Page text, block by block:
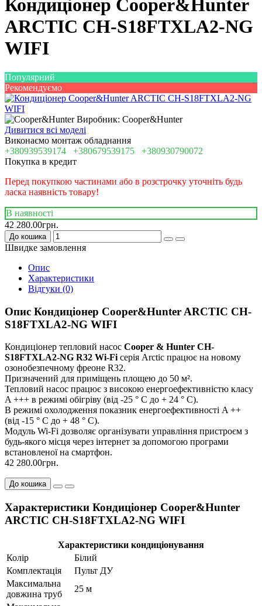
Кондиціонер Cooper&Hunter
ARCTIC CH-S18FTXLA2-NG
WIFI
Популярний
Рекомендуємо
Виробник: Cooper&Hunter
Дивитися всі моделі
Виконаємо монтаж обладнання
+380939539174 +380679539175 +380930790072
Покупка в кредит
Перед покупкою частинами або в розстрочку уточніть будь
ласка наявність товару!
В наявності
42 280.00грн.
До кошика
Швидке замовлення
Опис
Характеристики
Відгуки (0)
Опис Кондиціонер Cooper&Hunter ARCTIC CH-
S18FTXLA2-NG WIFI
Кондиціонер тепловий насос Cooper & Hunter CH-
S18FTXLA2-NG R32 Wi-Fi серія Arctic працює на новому
озонобезпечному фреоне R32.
Призначений для приміщень площею до 50 м².
Тепловий насос працює з високою енергоефективністю класу
A +++ в режимі обігріву (від -25 ° С до + 24 ° С).
В режимі охолодження показник енергоефективності A ++
(від -15 ° С до + 48 ° С).
Модуль Wi-Fi дозволяє організувати управління пристроєм з
будь-якого місця через інтернет за допомогою програми
встановленої на смартфон.
42 280.00грн.
До кошика
Характеристики Кондиціонер Cooper&Hunter
ARCTIC CH-S18FTXLA2-NG WIFI
Характеристики кондиціонування
Колір
Білий
Комплектація
Пульт ДУ
Максимальна
довжина труб
25 м